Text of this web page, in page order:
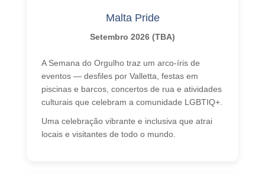
Malta Pride
Setembro 2026 (TBA)
A Semana do Orgulho traz um arco-íris de
eventos — desfiles por Valletta, festas em
piscinas e barcos, concertos de rua e atividades
culturais que celebram a comunidade LGBTIQ+.
Uma celebração vibrante e inclusiva que atrai
locais e visitantes de todo o mundo.